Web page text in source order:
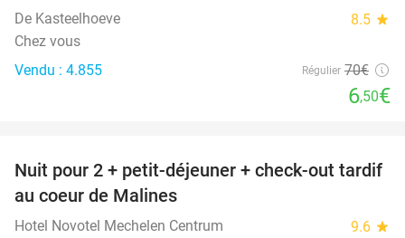
De Kasteelhoeve 8.5 star
Chez vous
Vendu : 4.855
Régulier 70€
6,50€
30%
Nuit pour 2 + petit-déjeuner + check-out tardif
au coeur de Malines
Hotel Novotel Mechelen Centrum 9.6 star